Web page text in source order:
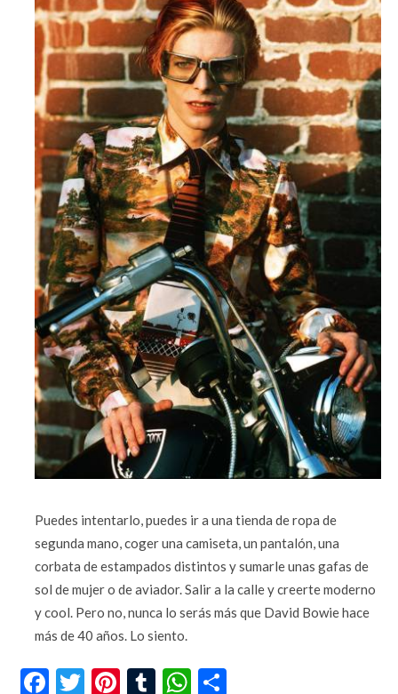
Puedes intentarlo, puedes ir a una tienda de ropa de
segunda mano, coger una camiseta, un pantalón, una
corbata de estampados distintos y sumarle unas gafas de
sol de mujer o de aviador. Salir a la calle y creerte moderno
y cool. Pero no, nunca lo serás más que David Bowie hace
más de 40 años. Lo siento.
Facebook
Twitter
Pinterest
TumblrWhatsApp